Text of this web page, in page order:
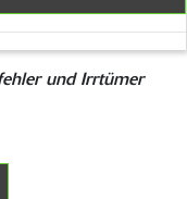
und Irrtümer